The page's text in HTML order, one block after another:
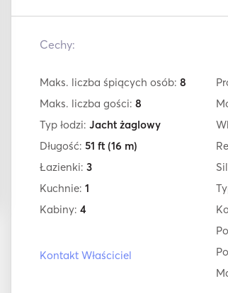
Cechy:
Maks. liczba śpiących osób: 8
Maks. liczba gości: 8
Typ łodzi: Jacht żaglowy
Długość: 51 ft (16 m)
Łazienki: 3
Kuchnie: 1
Kabiny: 4
Kontakt Właściciel